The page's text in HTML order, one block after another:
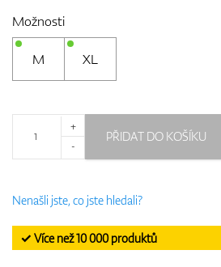
Možnosti
M XL
+
-
PŘIDAT DO KOŠÍKU
Nenašli jste, co jste hledali?
✓ Více než 10 000 produktů